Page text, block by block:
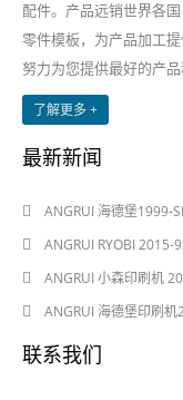
配件。产品远销世界各
零件模板，为产品加工
努力为您提供最好的产
了解更多 +
最新新闻
ANGRUI 海德堡1999-
ANGRUI RYOBI
ANGRUI 小森印刷机
ANGRUI 海德堡印刷
联系我们